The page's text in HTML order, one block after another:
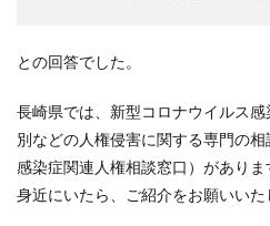
との回答でした。
長崎県では、新型コロナウイルス
別などの人権侵害に関する専門の
感染症関連人権相談窓口）があり
身近にいたら、ご紹介をお願いいた